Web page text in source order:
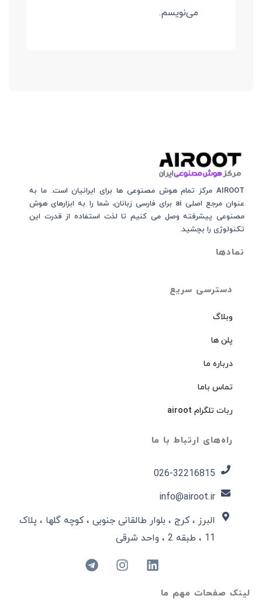
می‌نویسم.
لینک صفحات مهم ما
دسترسی سریع
وبلاگ
پلن ها
درباره ما
تماس باما
ربات تلگرام airoot
راه‌های ارتباط با ما
026-32216815​
info@airoot.ir
البرز ، کرج ، بلوار طالقانی جنوبی ، کوچه گلها ، پلاک
11 ، طبقه 2 ، واحد شرقی
AIROOT مرکز تمام هوش مصنوعی‌‌‌ ها برای ایرانیان است. ما به
عنوان مرجع اصلی ai برای فارسی زبانان، شما را به ابزارهای هوش
مصنوعی پیشرفته وصل می کنیم تا لذت استفاده از قدرت این
تکنولوژی را بچشید.
نمادها